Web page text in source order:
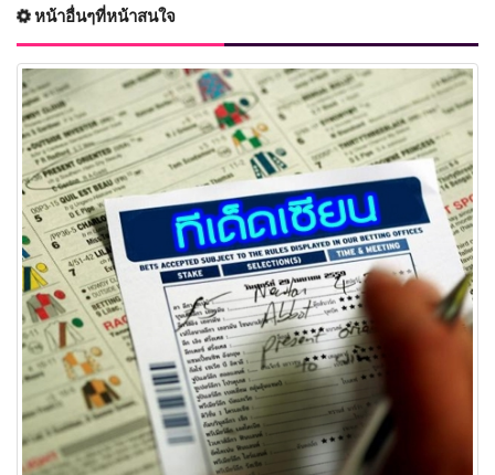
หน้าอื่นๆที่หน้าสนใจ